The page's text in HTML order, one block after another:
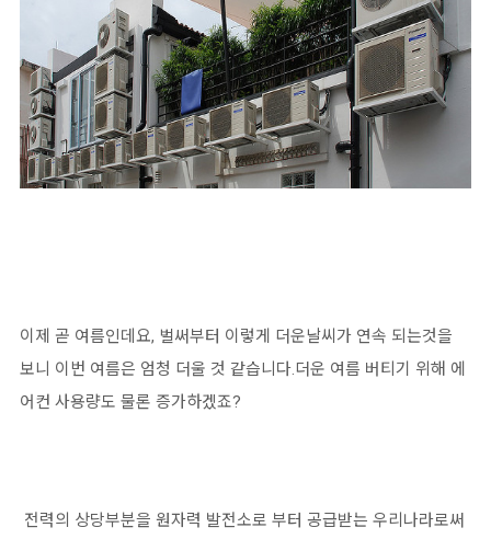
이제 곧 여름인데요, 벌써부터 이렇게 더운날씨가 연속 되는것을
보니 이번 여름은 엄청 더울 것 같습니다.더운 여름 버티기 위해 에
어컨 사용량도 물론 증가하겠죠?
전력의 상당부분을 원자력 발전소로 부터 공급받는 우리나라로써